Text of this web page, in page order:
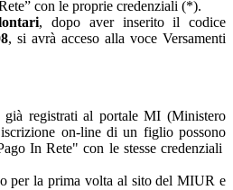
con le proprie credenziali (*).
, dopo aver inserito il codice
, si avrà acceso alla voce Versamenti
registrati al portale MI (Ministero
on-line di un figlio possono
In Rete" con le stesse credenziali
per la prima volta al sito del MIUR e